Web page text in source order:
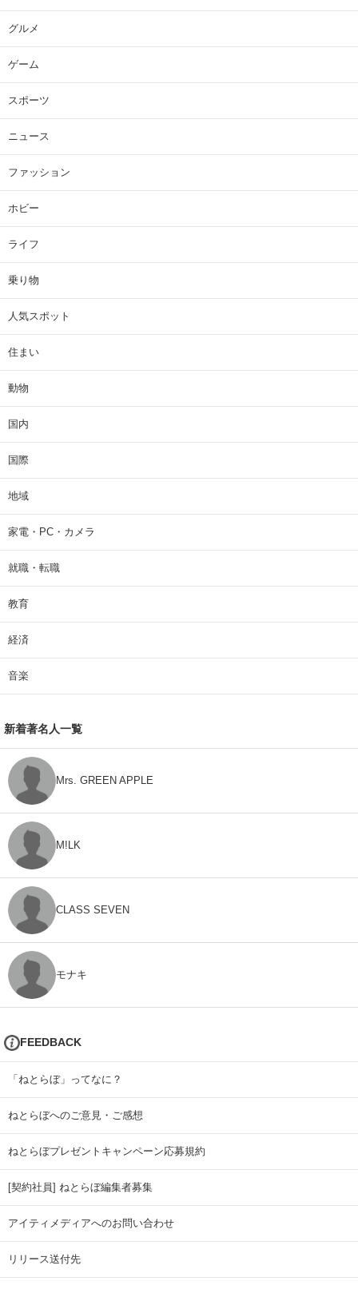
グルメ
ゲーム
スポーツ
ニュース
ファッション
ホビー
ライフ
乗り物
人気スポット
住まい
動物
国内
国際
地域
家電・PC・カメラ
就職・転職
教育
経済
音楽
新着著名人一覧
Mrs. GREEN APPLE
M!LK
CLASS SEVEN
モナキ
FEEDBACK
「ねとらぼ」ってなに？
ねとらぼへのご意見・ご感想
ねとらぼプレゼントキャンペーン応募規約
[契約社員] ねとらぼ編集者募集
アイティメディアへのお問い合わせ
リリース送付先